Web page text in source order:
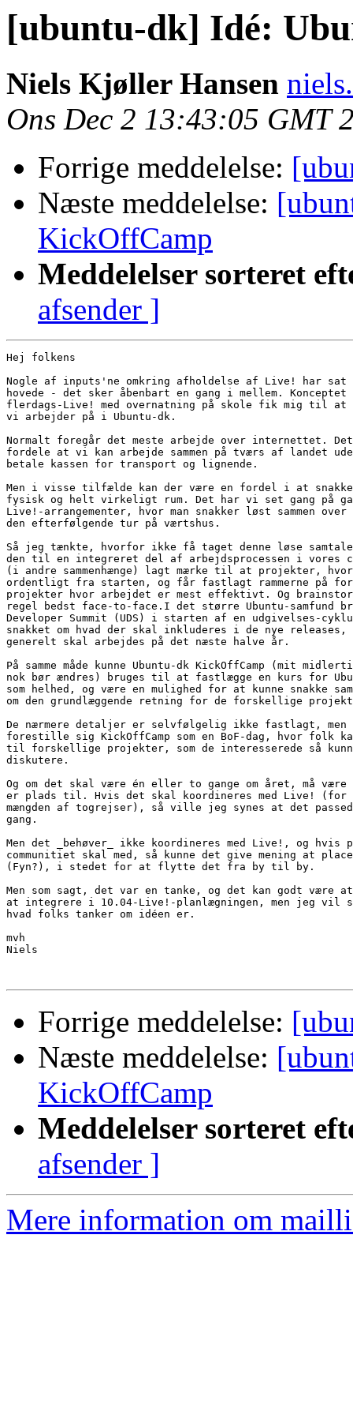
[ubuntu-dk] Idé:
Niels Kjøller Hansen
Ons Dec 2 13:43:05 GMT
Forrige meddelelse:
Næste meddelelse:
KickOffCamp
Meddelelser sorteret
afsender ]
Hej folkens
Nogle af inputs'ne omkring afholdelse af Live! har
hovede - det sker åbenbart en gang i mellem. Konceptet
flerdags-Live! med overnatning på skole fik mig til at
vi arbejder på i Ubuntu-dk.
Normalt foregår det meste arbejde over internettet.
fordele at vi kan arbejde sammen på tværs af landet
betale kassen for transport og lignende.
Men i visse tilfælde kan der være en fordel i at snakke
fysisk og helt virkeligt rum. Det har vi set gang på
Live!-arrangementer, hvor man snakker løst sammen
den efterfølgende tur på værtshus.
Så jeg tænkte, hvorfor ikke få taget denne løse
den til en integreret del af arbejdsprocessen i vores
(i andre sammenhænge) lagt mærke til at projekter, hvor
ordentligt fra starten, og får fastlagt rammerne på
projekter hvor arbejdet er mest effektivt. Og
regel bedst face-to-face.I det større Ubuntu-samfund
Developer Summit (UDS) i starten af en udgivelses-
snakket om hvad der skal inkluderes i de nye releases,
generelt skal arbejdes på det næste halve år.
På samme måde kunne Ubuntu-dk KickOffCamp (mit
nok bør ændres) bruges til at fastlægge en kurs for
som helhed, og være en mulighed for at kunne snakke
om den grundlæggende retning for de forskellige
De nærmere detaljer er selvfølgelig ikke fastlagt, men
forestille sig KickOffCamp som en BoF-dag, hvor folk kan
til forskellige projekter, som de interesserede så
diskutere.
Og om det skal være én eller to gange om året, må
er plads til. Hvis det skal koordineres med Live! (for
mængden af togrejser), så ville jeg synes at det
gang.
Men det _behøver_ ikke koordineres med Live!, og hvis
communitiet skal med, så kunne det give mening at
(Fyn?), i stedet for at flytte det fra by til by.
Men som sagt, det var en tanke, og det kan godt
at integrere i 10.04-Live!-planlægningen, men jeg vil
hvad folks tanker om idéen er.
mvh
Niels
Forrige meddelelse:
Næste meddelelse:
KickOffCamp
Meddelelser sorteret
afsender ]
Mere information om